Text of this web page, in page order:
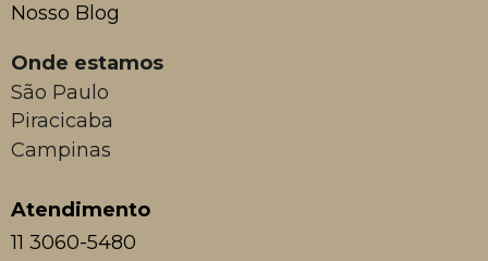
Nosso Blog
Onde estamos
São Paulo
Piracicaba
Campinas
Atendimento
11 3060-5480